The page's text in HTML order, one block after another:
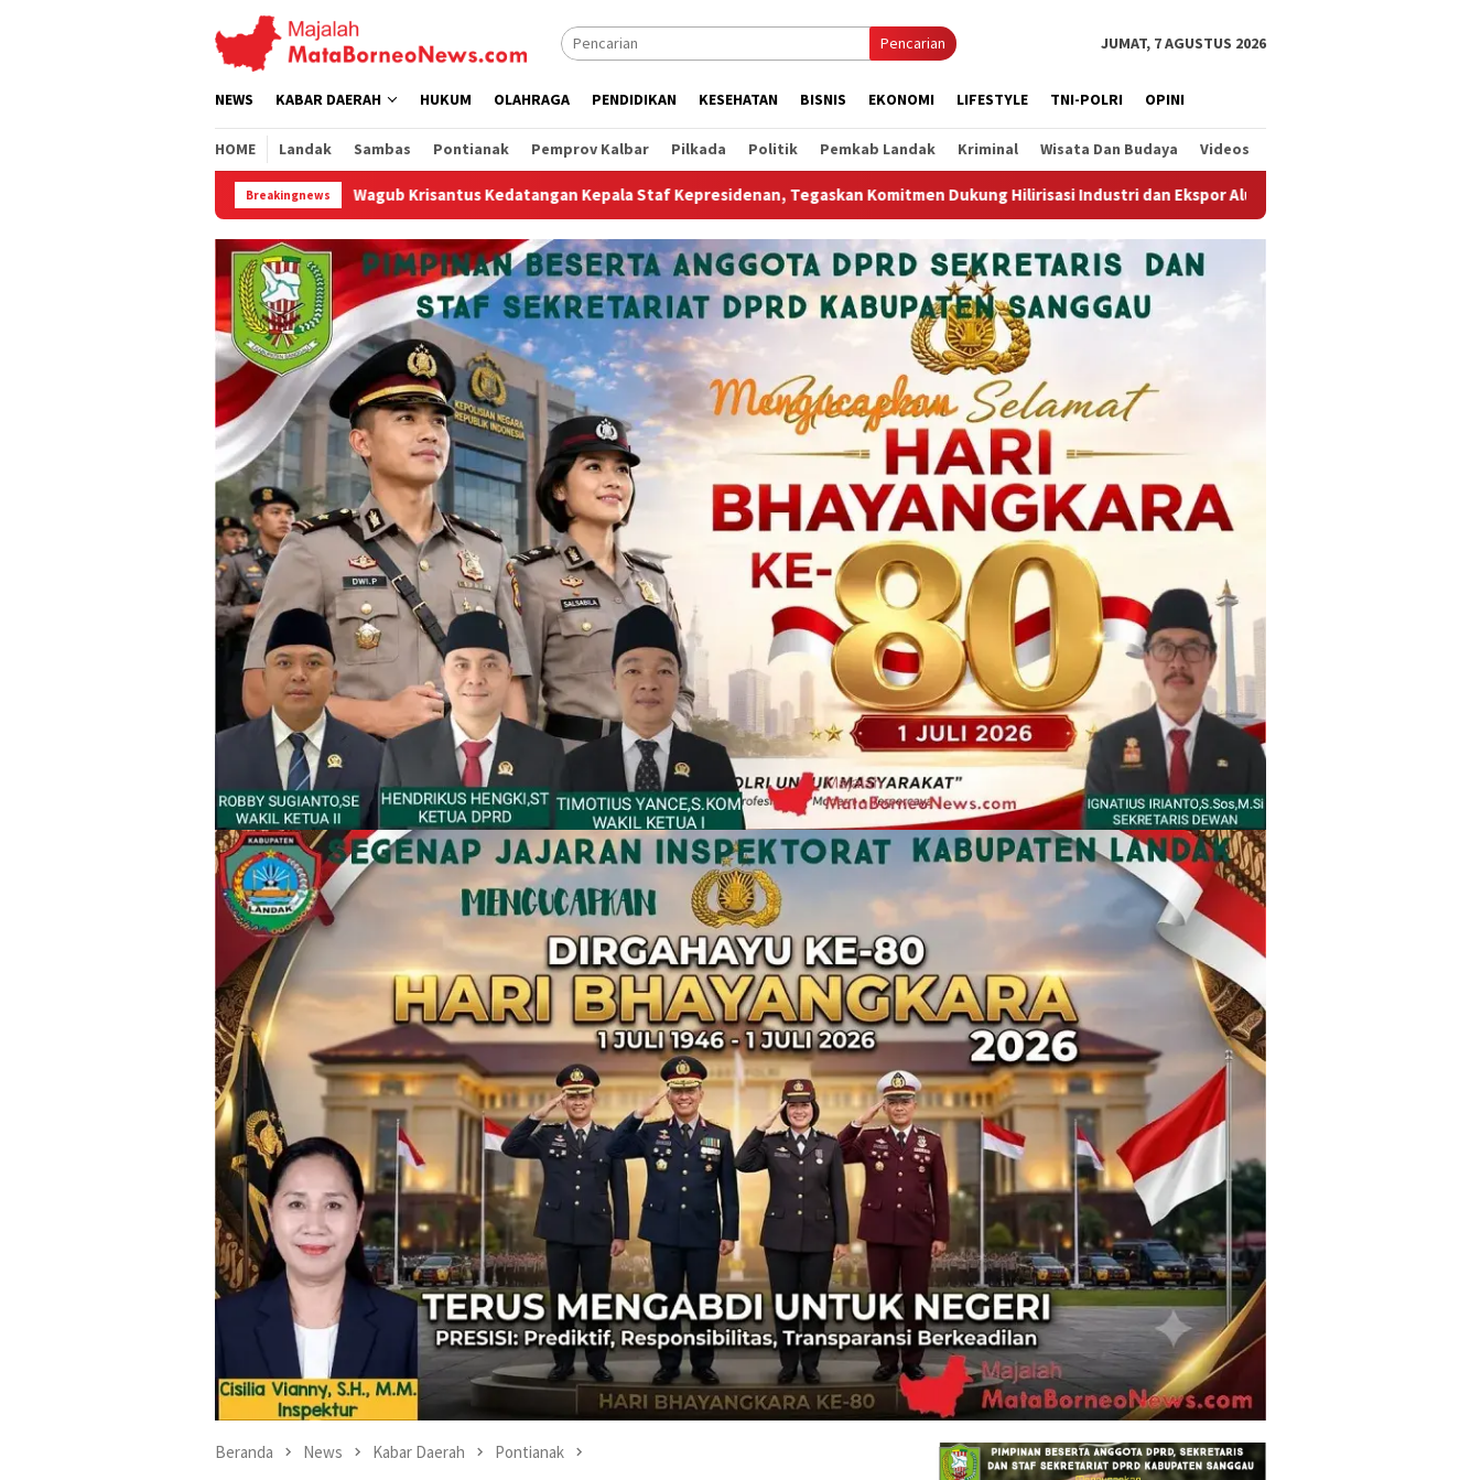
Pencarian JUMAT, 7 AGUSTUS 2026
NEWS KABAR DAERAH HUKUM OLAHRAGA PENDIDIKAN KESEHATAN BISNIS EKONOMI LIFESTYLE TNI-POLRI OPINI
HOME Landak Sambas Pontianak Pemprov Kalbar Pilkada Politik Pemkab Landak Kriminal Wisata Dan Budaya Videos
Breakingnews
Wagub Krisantus Kedatangan Kepala Staf Kepresidenan, Tegaskan Komitmen Dukung Hilirisasi Industri dan Ekspor Alumina Kodim 1210/Landak Dukung Pemkab Landak
Beranda News Kabar Daerah Pontianak